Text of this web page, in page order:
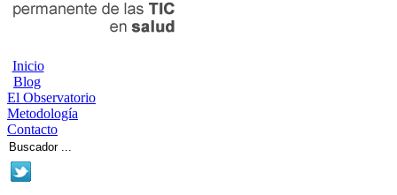
Inicio
Blog
El Observatorio
Metodología
Contacto